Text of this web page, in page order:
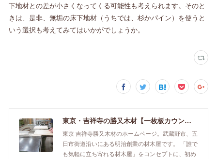
下地材との差が小さくなってくる可能性も考えられます。そのと
きは、是非、無垢の床下地材（うちでは、杉かパイン）を使うと
いう選択も考えてみてはいかがでしょうか。
東京・吉祥寺の勝又木材【一枚板カウンター】
東京 吉祥寺勝又木材のホームページ。武蔵野市、五
日市街道沿いにある明治創業の材木屋です。 「誰で
も気軽に立ち寄れる材木屋」をコンセプトに、初め